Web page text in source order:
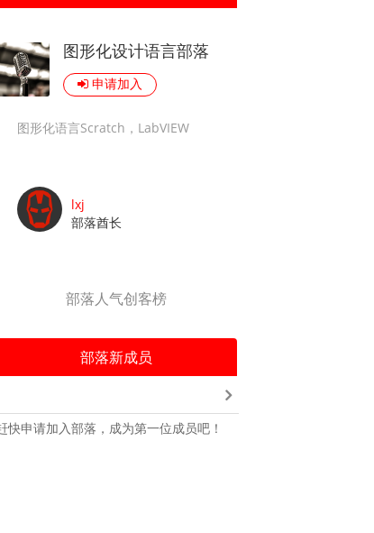
AI
图形化设计语言部落
申请加入
图形化语言Scratch，LabVIEW
lxj
部落酋长
部落人气创客榜
部落新成员
快申请加入部落，成为第一位成员吧！